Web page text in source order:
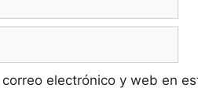
electrónico y web en